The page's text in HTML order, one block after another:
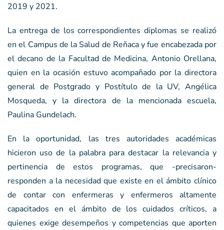
2019 y 2021.
La entrega de los correspondientes diplomas se realizó
en el Campus de la Salud de Reñaca y fue encabezada por
el decano de la Facultad de Medicina, Antonio Orellana,
quien en la ocasión estuvo acompañado por la directora
general de Postgrado y Postítulo de la UV, Angélica
Mosqueda, y la directora de la mencionada escuela,
Paulina Gundelach.
En la oportunidad, las tres autoridades académicas
hicieron uso de la palabra para destacar la relevancia y
pertinencia de estos programas, que -precisaron-
responden a la necesidad que existe en el ámbito clínico
de contar con enfermeras y enfermeros altamente
capacitados en el ámbito de los cuidados críticos, a
quienes exige desempeños y competencias que aporten